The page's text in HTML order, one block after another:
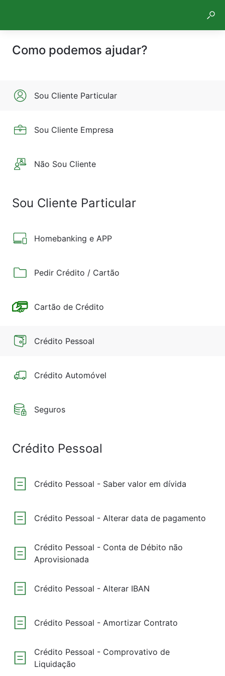
Como podemos ajudar?
Sou Cliente Particular
Sou Cliente Empresa
Não Sou Cliente
Sou Cliente Particular
Homebanking e APP
Pedir Crédito / Cartão
Cartão de Crédito
Crédito Pessoal
Crédito Automóvel
Seguros
Crédito Pessoal
Crédito Pessoal - Saber valor em dívida
Crédito Pessoal - Alterar data de pagamento
Crédito Pessoal - Conta de Débito não
Aprovisionada
Crédito Pessoal - Alterar IBAN
Crédito Pessoal - Amortizar Contrato
Crédito Pessoal - Comprovativo de
Liquidação